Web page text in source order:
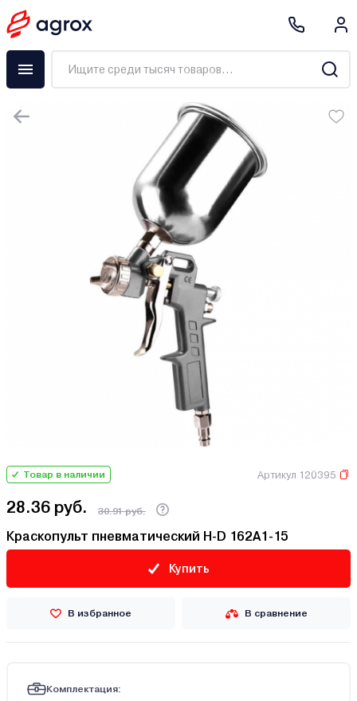
Товар в наличии Артикул 120395
28.36 руб. 30.91 руб.
Краскопульт пневматический H-D 162A1-15
Купить
В избранное В сравнение
Комплектация: